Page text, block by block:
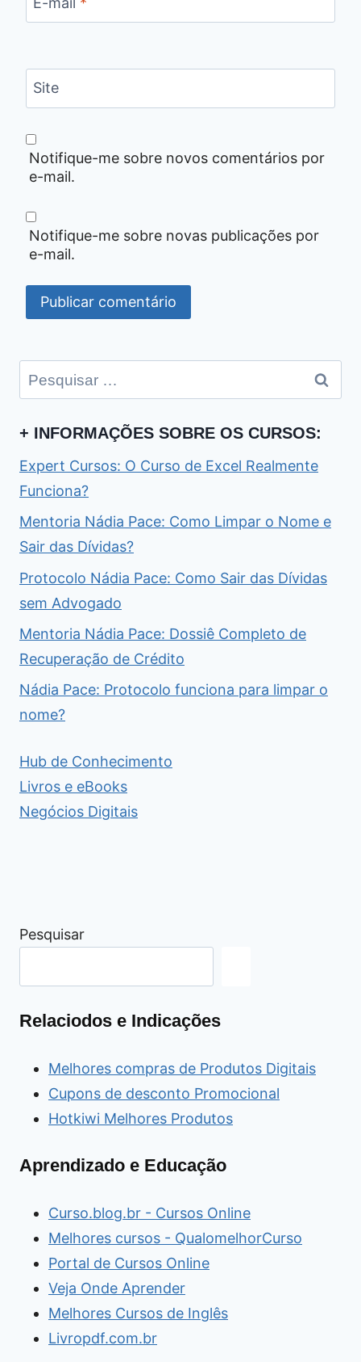
Site
Notifique-me sobre novos comentários por
e-mail.
Notifique-me sobre novas publicações por
e-mail.
Pesquisar
por:
+ INFORMAÇÕES SOBRE OS CURSOS:
Expert Cursos: O Curso de Excel Realmente
Funciona?
Mentoria Nádia Pace: Como Limpar o Nome e
Sair das Dívidas?
Protocolo Nádia Pace: Como Sair das Dívidas
sem Advogado
Mentoria Nádia Pace: Dossiê Completo de
Recuperação de Crédito
Nádia Pace: Protocolo funciona para limpar o
nome?
Hub de Conhecimento
Livros e eBooks
Negócios Digitais
Pesquisar
Relaciodos e Indicações
Melhores compras de Produtos Digitais
Cupons de desconto Promocional
Hotkiwi Melhores Produtos
Aprendizado e Educação
Curso.blog.br - Cursos Online
Melhores cursos - QualomelhorCurso
Portal de Cursos Online
Veja Onde Aprender
Melhores Cursos de Inglês
Livropdf.com.br